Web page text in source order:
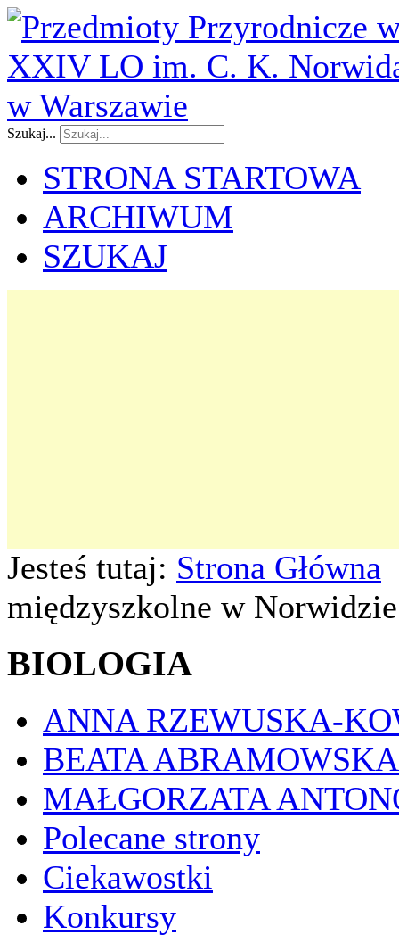
Szukaj...
STRONA STARTOWA
ARCHIWUM
SZUKAJ
Jesteś tutaj: Strona Główna
międzyszkolne w Norwidzie
BIOLOGIA
ANNA RZEWUSKA-
BEATA ABRAMOWSKA
MAŁGORZATA
Polecane strony
Ciekawostki
Konkursy